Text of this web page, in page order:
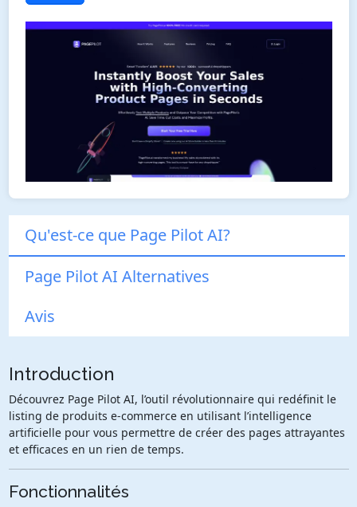
Qu'est-ce que Page Pilot AI?
Page Pilot AI Alternatives
Avis
Introduction
Découvrez Page Pilot AI, l’outil révolutionnaire qui redéfinit le
listing de produits e-commerce en utilisant l’intelligence
artificielle pour vous permettre de créer des pages attrayantes
et efficaces en un rien de temps.
Fonctionnalités